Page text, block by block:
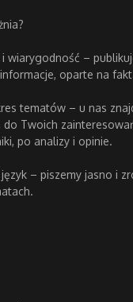
i wiarygodność –
oparte na
tematów – u nas
do Twoich
po analizy i opinie.
język – piszemy jasno i